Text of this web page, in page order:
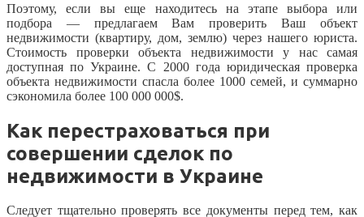
Поэтому, если вы еще находитесь на этапе выбора или
подбора — предлагаем Вам проверить Ваш объект
недвижимости (квартиру, дом, землю) через нашего юриста.
Стоимость проверки объекта недвижимости у нас самая
доступная по Украине. С 2000 года юридическая проверка
объекта недвижимости спасла более 1000 семей, и суммарно
сэкономила более 100 000 000$.
Как перестраховаться при
совершении сделок по
недвижимости в Украине
Следует тщательно проверять все документы перед тем, как